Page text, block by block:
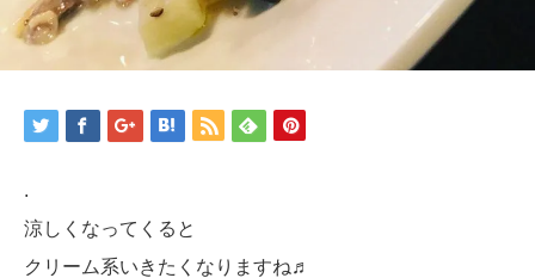
.
涼しくなってくると
クリーム系いきたくなりますね♬